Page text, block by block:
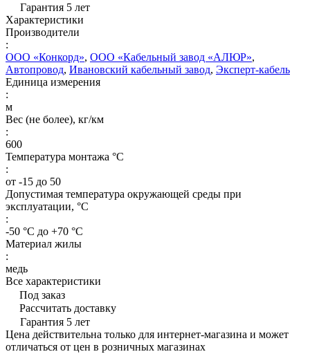
Гарантия 5 лет
Характеристики
Производители
:
ООО «Конкорд», ООО «Кабельный завод «АЛЮР»,
Автопровод, Ивановский кабельный завод, Эксперт-кабель
Единица измерения
:
м
Вес (не более), кг/км
:
600
Температура монтажа °C
:
от -15 до 50
Допустимая температура окружающей среды при
эксплуатации, °C
:
-50 °С до +70 °С
Материал жилы
:
медь
Все характеристики
Под заказ
Рассчитать доставку
Гарантия 5 лет
Цена действительна только для интернет-магазина и может
отличаться от цен в розничных магазинах